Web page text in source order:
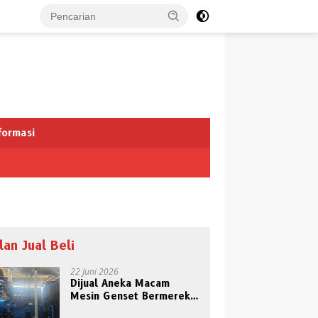
Jual Beli
22 Juni 2026
Dijual Aneka Macam
Mesin Genset Bermerek